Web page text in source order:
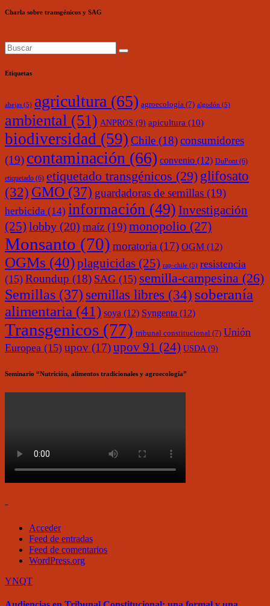
Charla sobre transgénicos y SAG
Etiquetas
abejas (5) agricultura (65) agroecología (7) algodón (5)
ambiental (51) ANPROS (9) apicultura (10)
biodiversidad (59) Chile (18)consumidores
(19) contaminación (66) convenio (12) DuPont (6)
etiquetado (6) etiquetado transgénicos (29) glifosato
(32) GMO (37) guardadoras de semillas (19)
herbicida (14) información (49) Investigación
(25) lobby (20) maíz (19)monopolio (27)
Monsanto (70) moratoria (17) OGM (12)
OGMs (40)plaguicidas (25) rap-chile (5) resistencia
(15) Roundup (18) SAG (15) semilla-campesina (26)
Semillas (37) semillas libres (34) soberanía
alimentaria (41) soya (12) Syngenta (12)
Transgenicos (77) tribunal constitucional (7) Unión
Europea (15) upov (17)upov 91 (24) USDA (9)
Seminario “Nutrición, alimentos tradicionales y agroecología”
–
Acceder
Feed de entradas
Feed de comentarios
WordPress.org
YNQT